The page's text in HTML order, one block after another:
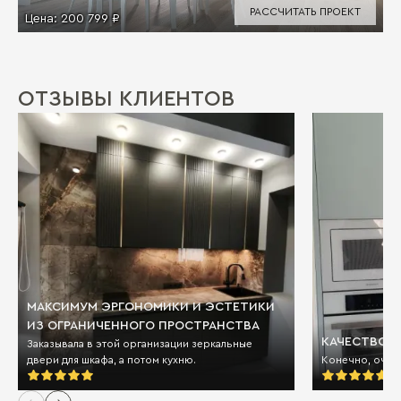
Цена: 200 799 ₽
РАССЧИТАТЬ ПРОЕКТ
ОТЗЫВЫ КЛИЕНТОВ
МАКСИМУМ ЭРГОНОМИКИ И ЭСТЕТИКИ
ИЗ ОГРАНИЧЕННОГО ПРОСТРАНСТВА
Заказывала в этой организации зеркальные
двери для шкафа, а потом кухню.
КАЧЕСТВО
Конечно,